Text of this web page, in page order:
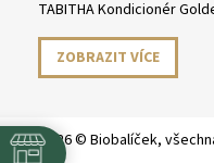
TABITHA Kondicionér
ZOBRAZIT VÍCE
2026 © Biobalíček,